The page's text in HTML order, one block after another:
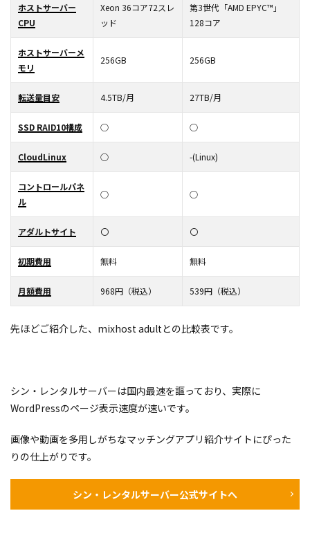
ホストサーバー
CPU
Xeon 36コア72スレ
ッド
第3世代「AMD EPYC™」
128コア
ホストサーバーメ
モリ
256GB 256GB
転送量目安 4.5TB/月 27TB/月
SSD RAID10構成 ○ ○
CloudLinux ○ -(Linux)
コントロールパネ
ル
○ ○
アダルトサイト 〇 〇
初期費用 無料 無料
月額費用 968円（税込） 539円（税込）
先ほどご紹介した、mixhost adultとの比較表です。
シン・レンタルサーバーは国内最速を謳っており、実際に
WordPressのページ表示速度が速いです。
画像や動画を多用しがちなマッチングアプリ紹介サイトにぴった
りの仕上がりです。
シン・レンタルサーバー公式サイトへ